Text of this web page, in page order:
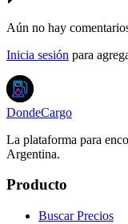
Aún no hay
Inicia sesión para
DondeCargo
La plataforma para
Argentina.
Producto
Buscar Precios